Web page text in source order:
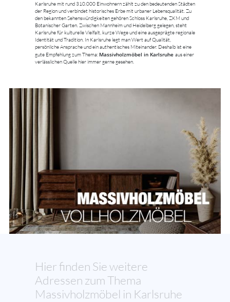
Karlsruhe mit rund 310.000 Einwohnern zählt zu den bedeutenden Städten
der Region und verbindet historisches Erbe mit urbaner Lebensqualität. Zu
den bekannten Sehenswürdigkeiten gehören Schloss Karlsruhe, ZKM und
Botanischer Garten. Zwischen Mannheim und Heidelberg gelegen, steht
Karlsruhe für kulturelle Vielfalt, kurze Wege und eine ausgeprägte regionale
Identität und Tradition. In Karlsruhe legt man Wert auf Qualität,
persönliche Ansprache und ein authentisches Miteinander. Deshalb ist eine
gute Empfehlung zum Thema: Massivholzmöbel in Karlsruhe aus einer
verlässlichen Quelle hier immer gerne gesehen.
Hier finden Sie weitere
Adressen zum Thema
Massivholzmöbel in Karlsruhe